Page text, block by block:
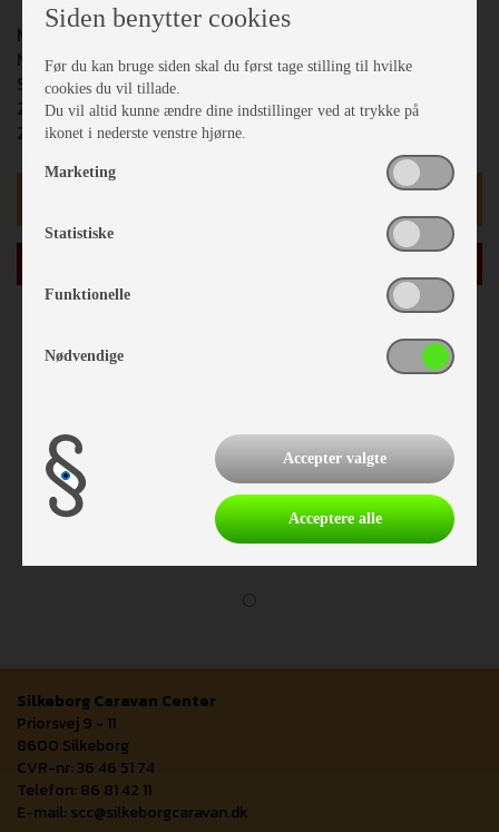
Mål: ø4 x 7 cm
Materiale: High Tech plastik, BPA fri
Sæt bestående af:
2 Glas 40ml
2 Metal-Nano-Gel-Pads
Silkeborg Caravan Center
Priorsvej 9 - 11
8600 Silkeborg
CVR-nr: 36 46 51 74
Telefon: 86 81 42 11
E-mail: scc@silkeborgcaravan.dk
Siden benytter cookies
Før du kan bruge siden skal du først tage stilling til hvilke
cookies du vil tillade.
Du vil altid kunne ændre dine indstillinger ved at trykke på
ikonet i nederste venstre hjørne.
Marketing
Statistiske
Funktionelle
Nødvendige
Accepter valgte
Acceptere alle